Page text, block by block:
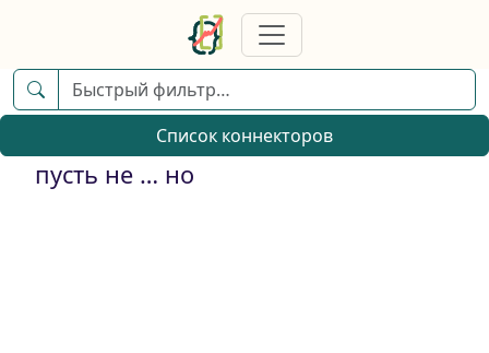
Список коннекторов
пусть не … но